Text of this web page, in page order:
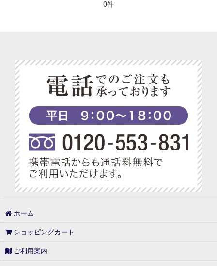
0件
ホーム
ショッピングカート
ご利用案内